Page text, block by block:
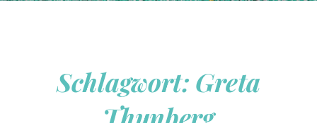
Schlagwort: Greta